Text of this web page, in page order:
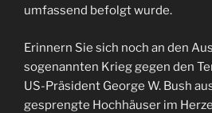
umfassend befolgt wurde.
Erinnern Sie sich noch an den
sogenannten Krieg gegen den
US-Präsident George W. Bush
gesprengte Hochhäuser im